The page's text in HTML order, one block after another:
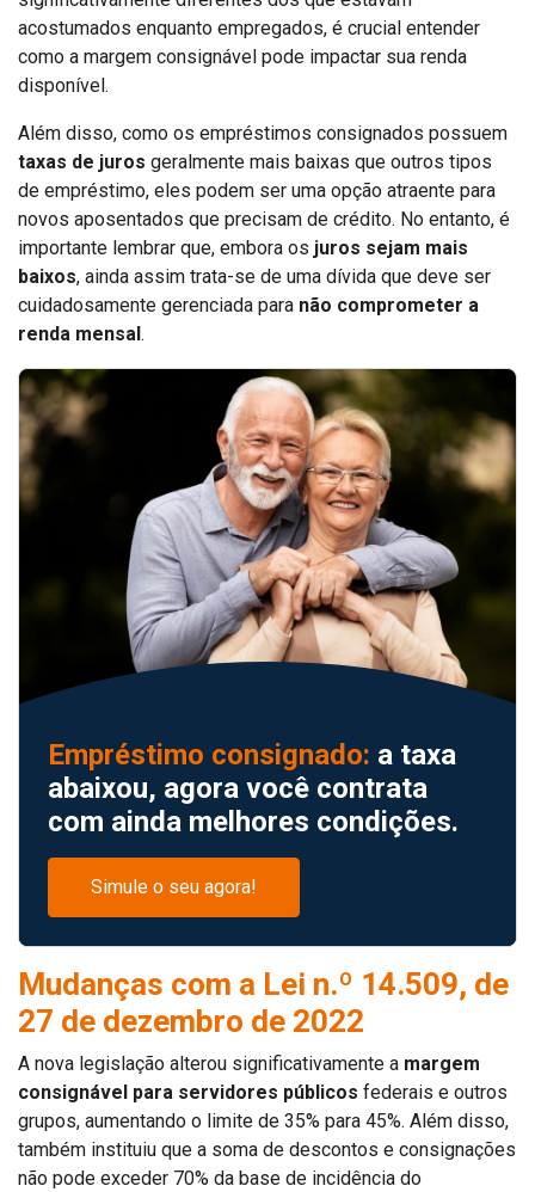
acostumados enquanto empregados, é crucial entender
como a margem consignável pode impactar sua renda
disponível.
Além disso, como os empréstimos consignados possuem
taxas de juros geralmente mais baixas que outros tipos
de empréstimo, eles podem ser uma opção atraente para
novos aposentados que precisam de crédito. No entanto, é
importante lembrar que, embora os juros sejam mais
baixos, ainda assim trata-se de uma dívida que deve ser
cuidadosamente gerenciada para não comprometer a
renda mensal .
Empréstimo consignado: a taxa
abaixou, agora você contrata
com ainda melhores condições.
Simule o seu agora!
Mudanças com a Lei n.º 14.509, de
27 de dezembro de 2022
A nova legislação alterou significativamente a margem
consignável para servidores públicos federais e outros
grupos, aumentando o limite de 35% para 45%. Além disso,
também instituiu que a soma de descontos e consignações
não pode exceder 70% da base de incidência do